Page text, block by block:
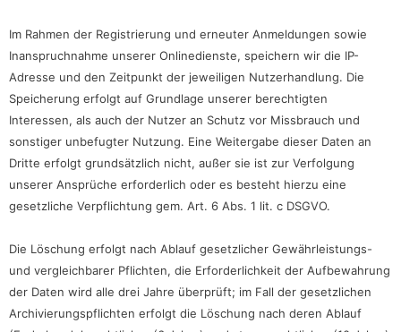
Im Rahmen der Registrierung und erneuter Anmeldungen sowie
Inanspruchnahme unserer Onlinedienste, speichern wir die IP-
Adresse und den Zeitpunkt der jeweiligen Nutzerhandlung. Die
Speicherung erfolgt auf Grundlage unserer berechtigten
Interessen, als auch der Nutzer an Schutz vor Missbrauch und
sonstiger unbefugter Nutzung. Eine Weitergabe dieser Daten an
Dritte erfolgt grundsätzlich nicht, außer sie ist zur Verfolgung
unserer Ansprüche erforderlich oder es besteht hierzu eine
gesetzliche Verpflichtung gem. Art. 6 Abs. 1 lit. c DSGVO.
Die Löschung erfolgt nach Ablauf gesetzlicher Gewährleistungs-
und vergleichbarer Pflichten, die Erforderlichkeit der Aufbewahrung
der Daten wird alle drei Jahre überprüft; im Fall der gesetzlichen
Archivierungspflichten erfolgt die Löschung nach deren Ablauf